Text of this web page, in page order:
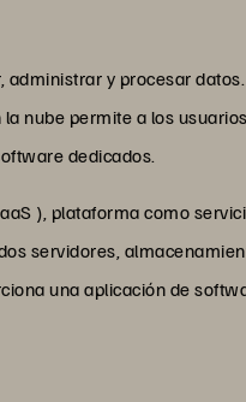
y procesar
nube permite a los
dedicados.
), plataforma como
servidores,
una aplicación de